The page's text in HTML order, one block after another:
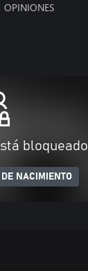
OPINIONES
bloqueado
NACIMIENTO